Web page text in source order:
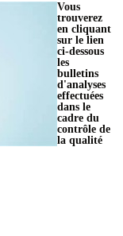
Vous
trouverez
en cliquant
sur le lien
ci-dessous
les
bulletins
d'analyses
effectuées
dans le
cadre du
contrôle de
la qualité